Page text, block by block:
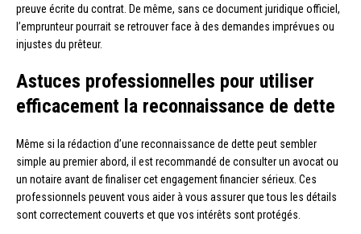
preuve écrite du contrat. De même, sans ce document juridique officiel,
l’emprunteur pourrait se retrouver face à des demandes imprévues ou
injustes du prêteur.
Astuces professionnelles pour utiliser
efficacement la reconnaissance de dette
Même si la rédaction d’une reconnaissance de dette peut sembler
simple au premier abord, il est recommandé de consulter un avocat ou
un notaire avant de finaliser cet engagement financier sérieux. Ces
professionnels peuvent vous aider à vous assurer que tous les détails
sont correctement couverts et que vos intérêts sont protégés.